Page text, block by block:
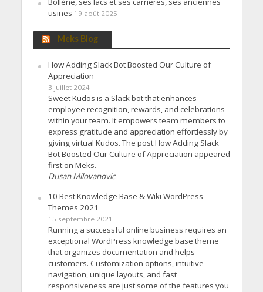
usines 19 août 2025
Meks Blog
How Adding Slack Bot Boosted Our Culture of
Appreciation
3 juillet 2024
Sweet Kudos is a Slack bot that enhances
employee recognition, rewards, and celebrations
within your team. It empowers team members to
express gratitude and appreciation effortlessly by
giving virtual Kudos. The post How Adding Slack
Bot Boosted Our Culture of Appreciation appeared
first on Meks.
Dusan Milovanovic
10 Best Knowledge Base & Wiki WordPress
Themes 2021
15 septembre 2021
Running a successful online business requires an
exceptional WordPress knowledge base theme
that organizes documentation and helps
customers. Customization options, intuitive
navigation, unique layouts, and fast
responsiveness are just some of the features you